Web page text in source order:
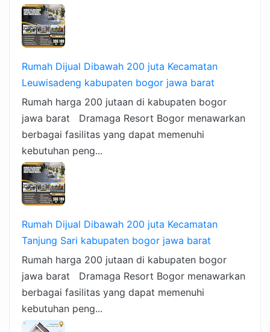
Rumah Dijual Dibawah 200 juta Kecamatan
Leuwisadeng kabupaten bogor jawa barat
Rumah harga 200 jutaan di kabupaten bogor
jawa barat Dramaga Resort Bogor menawarkan
berbagai fasilitas yang dapat memenuhi
kebutuhan peng...
Rumah Dijual Dibawah 200 juta Kecamatan
Tanjung Sari kabupaten bogor jawa barat
Rumah harga 200 jutaan di kabupaten bogor
jawa barat Dramaga Resort Bogor menawarkan
berbagai fasilitas yang dapat memenuhi
kebutuhan peng...